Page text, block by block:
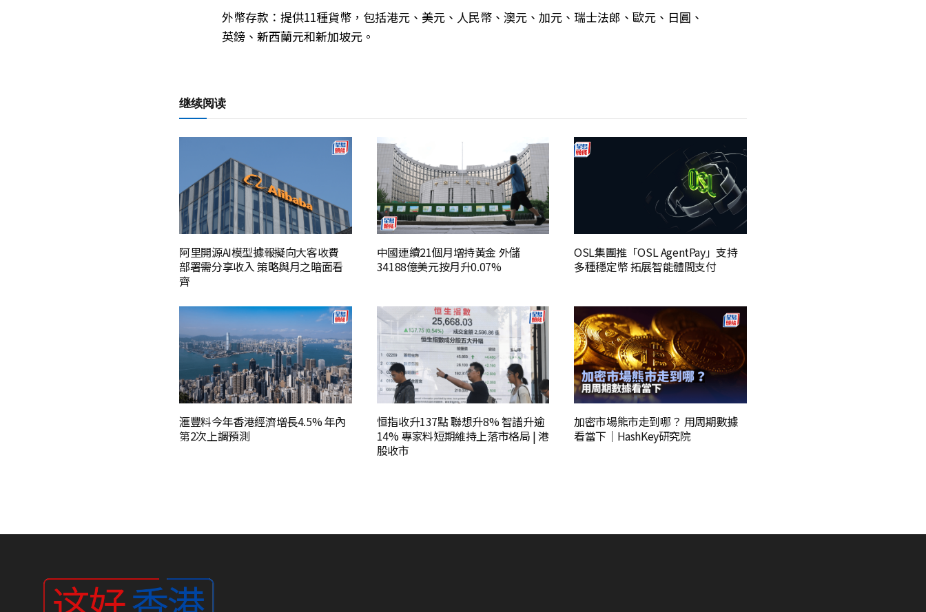
外幣存款：提供11種貨幣，包括港元、美元、人民幣、澳元、加元、瑞士法郎、歐元、日圓、
英鎊、新西蘭元和新加坡元。
继续阅读
阿里開源AI模型據報擬向大客收費
部署需分享收入 策略與月之暗面看
齊
中國連續21個月增持黃金 外儲
34188億美元按月升0.07%
OSL集團推「OSL AgentPay」支持
多種穩定幣 拓展智能體間支付
滙豐料今年香港經濟增長4.5% 年內
第2次上調預測
恒指收升137點 聯想升8% 智譜升逾
14% 專家料短期維持上落市格局 | 港
股收市
加密市場熊市走到哪？ 用周期數據
看當下｜HashKey研究院